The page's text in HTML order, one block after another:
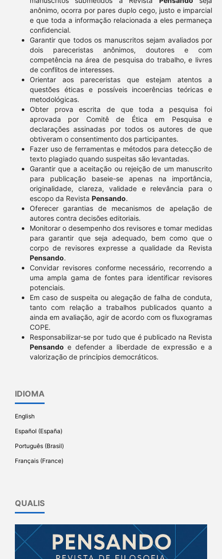
anônimo, ocorra por pares duplo cego, justo e imparcial
e que toda a informação relacionada a eles permaneça
confidencial.
Garantir que todos os manuscritos sejam avaliados por
dois pareceristas anônimos, doutores e com
competência na área de pesquisa do trabalho, e livres
de conflitos de interesses.
Orientar aos pareceristas que estejam atentos a
questões éticas e possíveis incoerências teóricas e
metodológicas.
Obter prova escrita de que toda a pesquisa foi
aprovada por Comitê de Ética em Pesquisa e
declarações assinadas por todos os autores de que
obtiveram o consentimento dos participantes.
Fazer uso de ferramentas e métodos para detecção de
texto plagiado quando suspeitas são levantadas.
Garantir que a aceitação ou rejeição de um manuscrito
para publicação baseie-se apenas na importância,
originalidade, clareza, validade e relevância para o
escopo da Revista Pensando.
Oferecer garantias de mecanismos de apelação de
autores contra decisões editoriais.
Monitorar o desempenho dos revisores e tomar medidas
para garantir que seja adequado, bem como que o
corpo de revisores expresse a qualidade da Revista
Pensando.
Convidar revisores conforme necessário, recorrendo a
uma ampla gama de fontes para identificar revisores
potenciais.
Em caso de suspeita ou alegação de falha de conduta,
tanto com relação a trabalhos publicados quanto a
ainda em avaliação, agir de acordo com os fluxogramas
COPE.
Responsabilizar-se por tudo que é publicado na Revista
Pensando e defender a liberdade de expressão e a
valorização de princípios democráticos.
IDIOMA
English
Español (España)
Português (Brasil)
Français (France)
QUALIS